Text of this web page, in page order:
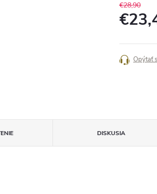
€28,90
cena:
Opýtať
DISKUSIA